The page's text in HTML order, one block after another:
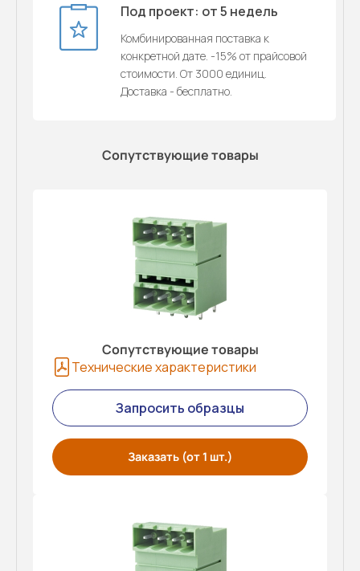
Под проект: от 5 недель
Комбинированная поставка к
конкретной дате. -15% от прайсовой
стоимости. От 3000 единиц.
Доставка - бесплатно.
Сопутствующие товары
Сопутствующие товары
Технические характеристики
Запросить образцы
Заказать (от 1 шт.)